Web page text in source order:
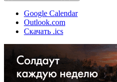
Google Calendar
Outlook.com
Скачать .ics